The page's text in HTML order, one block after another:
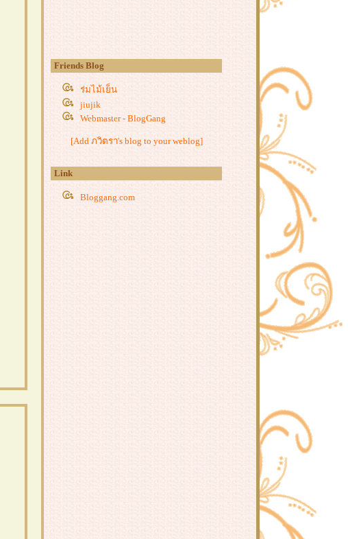
Friends Blog
ร่มไม้เย็น
jiujik
Webmaster - BlogGang
[Add ภวิตรา's blog to your weblog]
Link
Bloggang.com